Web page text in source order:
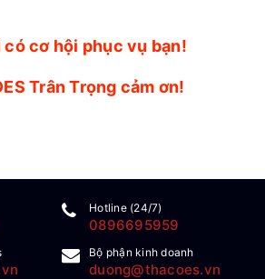
cơ hội phục vụ bạn!
Trân Trọng cảm ơn!
Hotline (24/7)
0896695959
Bộ phận kinh doanh
duong@thacoes.vn